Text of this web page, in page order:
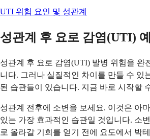
UTI 위험 요인 및 성관계
성관계 후 요로 감염(UTI)
성관계 후 요로 감염(UTI) 발병 위험을 완
니다. 그러나 실질적인 차이를 만들 수 있
된 습관들이 있습니다. 지금 바로 시작할
성관계 전후에 소변을 보세요. 이것은 아
있는 가장 효과적인 습관일 것입니다. 소
로 올라갈 기회를 얻기 전에 요도에서 박